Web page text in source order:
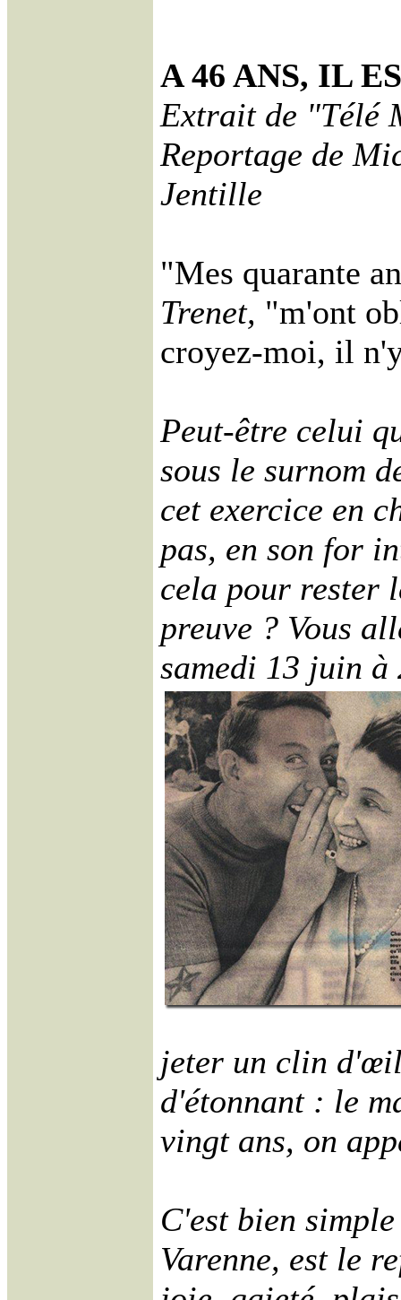
A 46 ANS, IL
Extrait de "Télé
Reportage de
Jentille
"Mes quarante
Trenet, "m'ont
croyez-moi, il
Peut-être celui
sous le surnom
cet exercice en
pas, en son for
cela pour rester
preuve ? Vous
samedi 13 juin à
jeter un clin
d'étonnant : le
vingt ans, on
C'est bien
Varenne, est le